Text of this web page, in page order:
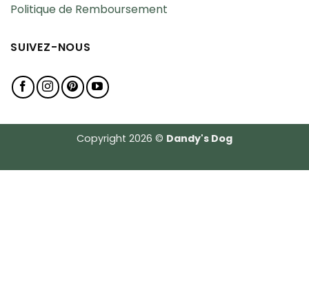
Politique de Remboursement
SUIVEZ-NOUS
Copyright 2026 © Dandy's Dog